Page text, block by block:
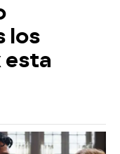
los
esta